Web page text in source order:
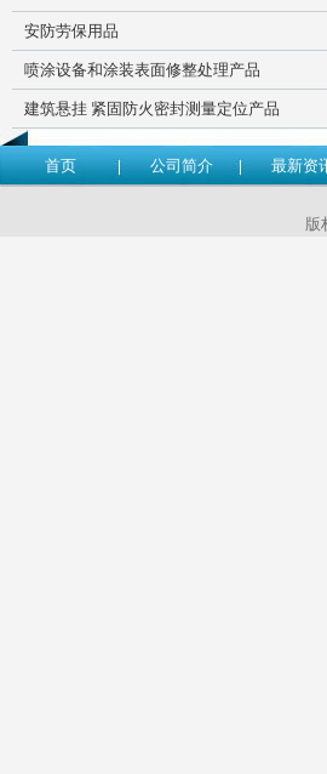
安防劳保用品
喷涂设备和涂装表面修整处理产品
建筑悬挂 紧固防火密封测量定位产品
首页 公司简介 最新资
版